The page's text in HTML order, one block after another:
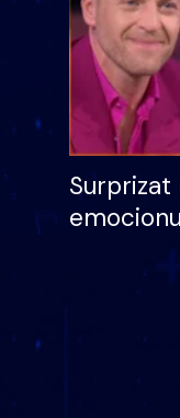
Surprizat